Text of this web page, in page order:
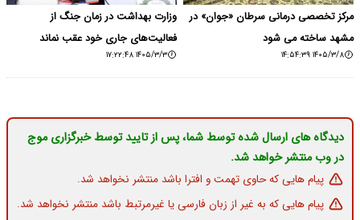
مرکز تخصصی درمانی سرطان «جوان» در
مشهد ساخته می شود
۱۴۰۵/۳/۸ ۱۴:۵۴:۳۹
وزارت بهداشت در زمان جنگ از
فعالیت‌های جاری خود عقب نماند
۱۴۰۵/۳/۳ ۱۷:۲۲:۴۸
دیدگاه های ارسال شده توسط شما، پس از تایید توسط خبرگزاری موج
در وب منتشر خواهد شد.
پیام هایی که حاوی تهمت و افترا باشد منتشر نخواهد شد.
پیام هایی که به غیر از زبان فارسی یا غیرمرتبط باشد منتشر نخواهد شد.